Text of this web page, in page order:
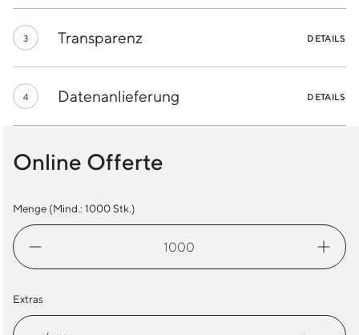
3 Transparenz DETAILS
4 Datenanlieferung DETAILS
Online Offerte
Menge (Mind.: 1000Stk.)
Einkaufstasche
RPET
Extras